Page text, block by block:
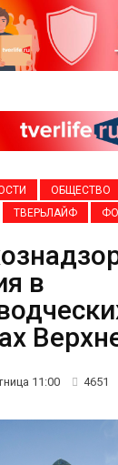
ОБЩЕСТВО
ТВЕРЬЛАЙФ
в
11:00 4651